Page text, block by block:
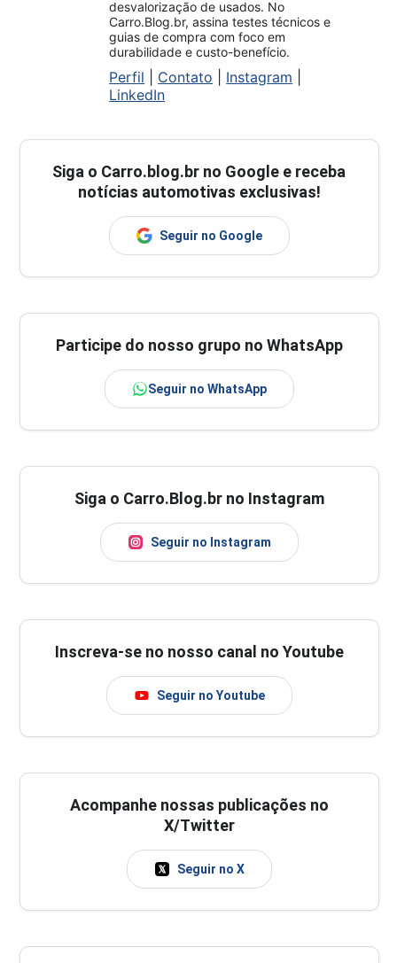
desvalorização de usados. No
Carro.Blog.br, assina testes técnicos e
guias de compra com foco em
durabilidade e custo-benefício.
Perfil Contato Instagram
LinkedIn
Siga o Carro.blog.br no Google e receba
notícias automotivas exclusivas!
Seguir no Google
Participe do nosso grupo no WhatsApp
Seguir no WhatsApp
Siga o Carro.Blog.br no Instagram
Seguir no Instagram
Inscreva-se no nosso canal no Youtube
Seguir no Youtube
Acompanhe nossas publicações no
X/Twitter
Seguir no X